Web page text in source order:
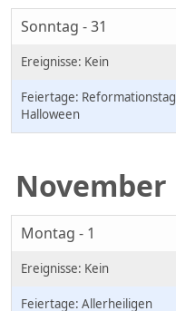
Sonntag - 31
Reformationstag
Halloween
November
Montag - 1
Allerheiligen